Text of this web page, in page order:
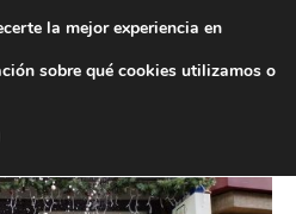
la mejor experiencia en
sobre qué cookies utilizamos o